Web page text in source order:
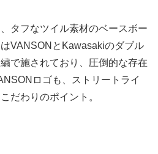
タフなツイル素材のベースボー
VANSONとKawasakiのダブル
で施されており、圧倒的な存在
ロゴも、ストリートライ
だわりのポイント。